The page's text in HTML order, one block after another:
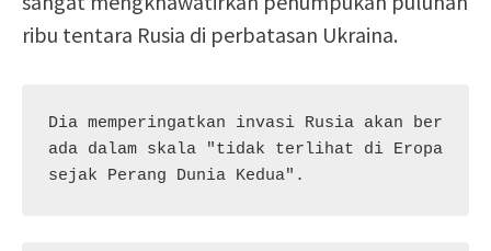
ribu tentara Rusia di perbatasan Ukraina.
Dia memperingatkan invasi Rusia akan ber
ada dalam skala "tidak terlihat di Eropa
sejak Perang Dunia Kedua".